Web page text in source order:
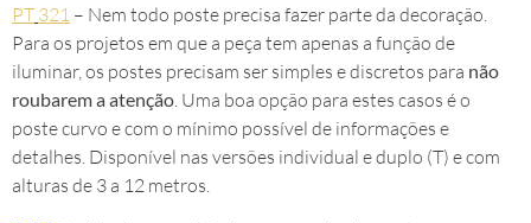
PT 321 – Nem todo poste precisa fazer parte da decoração.
Para os projetos em que a peça tem apenas a função de
iluminar, os postes precisam ser simples e discretos para não
roubarem a atenção . Uma boa opção para estes casos é o
poste curvo e com o mínimo possível de informações e
detalhes. Disponível nas versões individual e duplo (T) e com
alturas de 3 a 12 metros.